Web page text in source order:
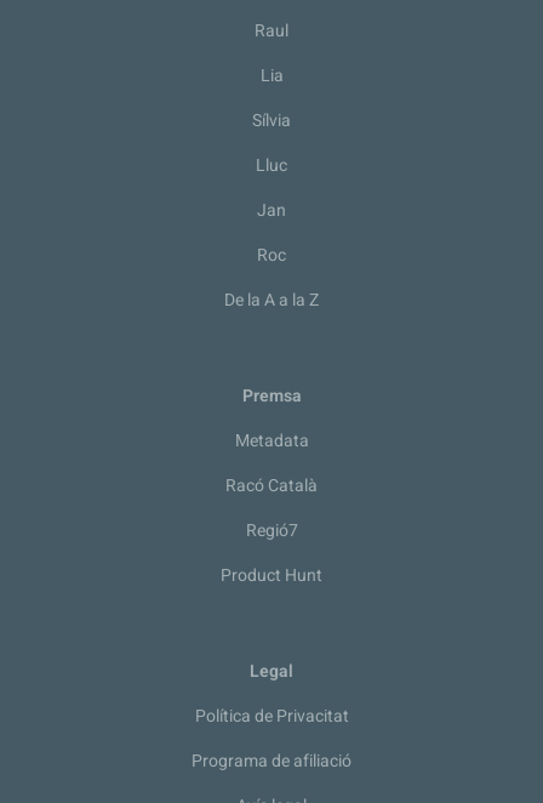
Raul
Lia
Sílvia
Lluc
Jan
Roc
De la A a la Z
Premsa
Metadata
Racó Català
Regió7
Product Hunt
Legal
Política de Privacitat
Programa de afiliació